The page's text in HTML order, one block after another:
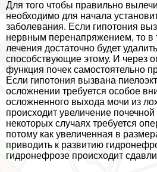
Для того чтобы правильно
необходимо для начала
заболевания. Если гипотония
нервным перенапряжением, то в
лечения достаточно будет
способствующие этому. И через
функция почек самостоятельно
Если гипотония вызвана
осложнении требуется особое
осложненного выхода мочи из
происходит увеличение
некоторых случаях требуется
потому как увеличенная в
приводить к развитию
гидронефрозе происходит